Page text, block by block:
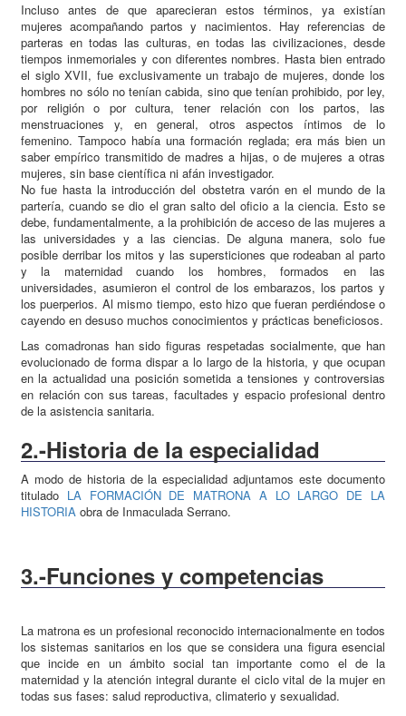
Incluso antes de que aparecieran estos términos, ya existían
mujeres acompañando partos y nacimientos. Hay referencias de
parteras en todas las culturas, en todas las civilizaciones, desde
tiempos inmemoriales y con diferentes nombres. Hasta bien entrado
el siglo XVII, fue exclusivamente un trabajo de mujeres, donde los
hombres no sólo no tenían cabida, sino que tenían prohibido, por ley,
por religión o por cultura, tener relación con los partos, las
menstruaciones y, en general, otros aspectos íntimos de lo
femenino. Tampoco había una formación reglada; era más bien un
saber empírico transmitido de madres a hijas, o de mujeres a otras
mujeres, sin base científica ni afán investigador.
No fue hasta la introducción del obstetra varón en el mundo de la
partería, cuando se dio el gran salto del oficio a la ciencia. Esto se
debe, fundamentalmente, a la prohibición de acceso de las mujeres a
las universidades y a las ciencias. De alguna manera, solo fue
posible derribar los mitos y las supersticiones que rodeaban al parto
y la maternidad cuando los hombres, formados en las
universidades, asumieron el control de los embarazos, los partos y
los puerperios. Al mismo tiempo, esto hizo que fueran perdiéndose o
cayendo en desuso muchos conocimientos y prácticas beneficiosos.
Las comadronas han sido figuras respetadas socialmente, que han
evolucionado de forma dispar a lo largo de la historia, y que ocupan
en la actualidad una posición sometida a tensiones y controversias
en relación con sus tareas, facultades y espacio profesional dentro
de la asistencia sanitaria.
2.-Historia de la especialidad
A modo de historia de la especialidad adjuntamos este documento
titulado LA FORMACIÓN DE MATRONA A LO LARGO DE LA
HISTORIA obra de Inmaculada Serrano.
3.-Funciones y competencias
La matrona es un profesional reconocido internacionalmente en todos
los sistemas sanitarios en los que se considera una figura esencial
que incide en un ámbito social tan importante como el de la
maternidad y la atención integral durante el ciclo vital de la mujer en
todas sus fases: salud reproductiva, climaterio y sexualidad.